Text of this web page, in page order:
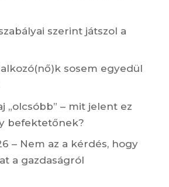
szerint játszol a
sosem egyedül
„olcsóbb” – mit jelent ez
befektetőnek?
– Nem az a kérdés, hogy
a gazdaságról